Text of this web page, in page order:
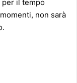
per il tempo
non sarà